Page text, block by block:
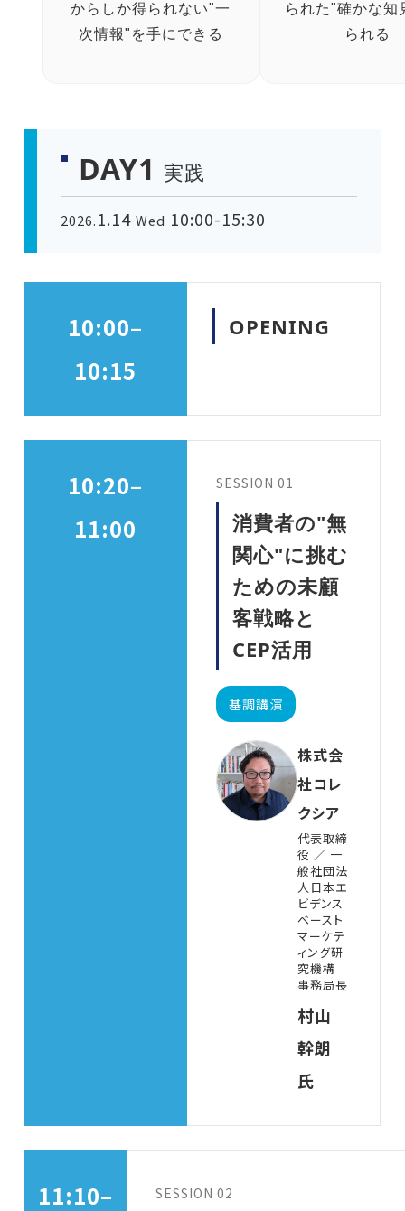
からしか得られない"一
次情報"を手にできる
られた"確かな知
られる
DAY1 実践
2026.1.14 Wed 10:00-15:30
10:00–
10:15
OPENING
10:20–
11:00
SESSION 01
消費者の"無
関心"に挑む
ための未顧
客戦略と
CEP活用
基調講演
株式会
社コレ
クシア
代表取締
役 ／ 一
般社団法
人日本エ
ビデンス
ベースト
マーケテ
ィング研
究機構
事務局長
村山
幹朗
氏
11:10– SESSION 02